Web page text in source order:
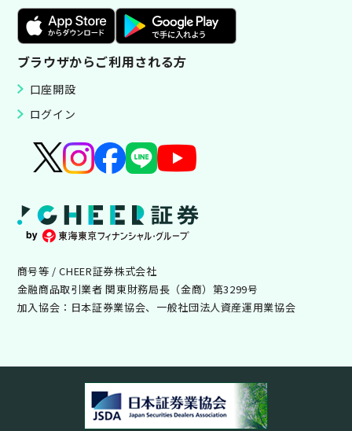
ブラウザからご利用される方
口座開設
ログイン
商号等 / CHEER証券株式会社
金融商品取引業者 関東財務局長（金商）第3299号
加入協会：日本証券業協会、一般社団法人資産運用業協会